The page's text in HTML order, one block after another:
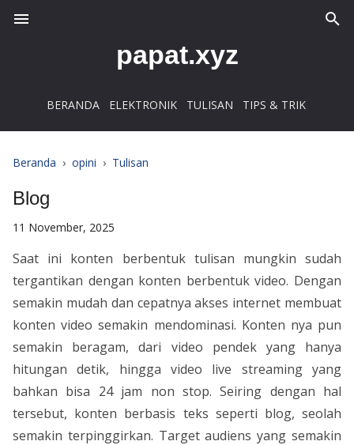
papat.xyz
BERANDA ELEKTRONIK TULISAN TIPS & TRIK
Beranda › opini › Tulisan
Blog
11 November, 2025
Saat ini konten berbentuk tulisan mungkin sudah
tergantikan dengan konten berbentuk video. Dengan
semakin mudah dan cepatnya akses internet membuat
konten video semakin mendominasi. Konten nya pun
semakin beragam, dari video pendek yang hanya
hitungan detik, hingga video live streaming yang
bahkan bisa 24 jam non stop. Seiring dengan hal
tersebut, konten berbasis teks seperti blog, seolah
semakin terpinggirkan. Target audiens yang semakin